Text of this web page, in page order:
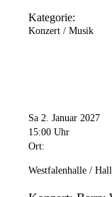
Kategorie:
Konzert / Musik
Sa 2. Januar 2027
15:00 Uhr
Ort:
Westfalenhalle /